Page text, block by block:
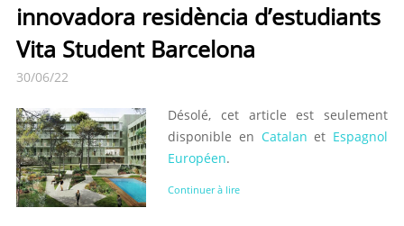
innovadora residència d’estudiants
Vita Student Barcelona
30/06/22
Désolé, cet article est seulement
disponible en Catalan et Espagnol
Européen.
Continuer à lire